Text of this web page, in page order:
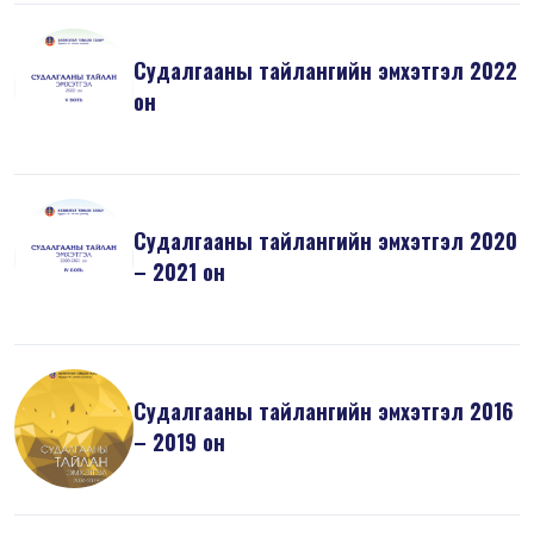
Судалгааны тайлангийн эмхэтгэл 2022
он
Судалгааны тайлангийн эмхэтгэл 2020
– 2021 он
Судалгааны тайлангийн эмхэтгэл 2016
– 2019 он